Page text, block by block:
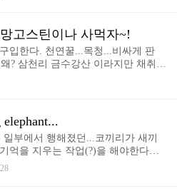
시간 산길로 이동해서 도착했던
니 그 때까지는 그냥 시간 떼우기...
도 아니고 길잡이를 했던 분이 따준
하고 있을 때 마을의 누군가가 가져
들 안먹는 분위기... 뭐 먹는건데 먹
고스틴이나 사먹자~!
입한다. 천연꿀...목청...비싸게 판
? 삼천리 금수강산 이라지만 채취되
좋아서 비싼 것은 절대 아니다. 아
보니 꿀벌들이 먹으려고 저장해놓은
도 되서 맛이 좀 달라질 수도 있는
나무집 주고 그 곳에 집 짓게하고
암튼 꿀벌들이 모아 놓은 꿀들을 잘
꿀인데 우리나라는 4계절 꽃이 있
부에서 행해졌던...코끼리가 새끼
억을 지우는 작업(?)을 해야한다고
지막지 하게 학대를 하면 엄청난